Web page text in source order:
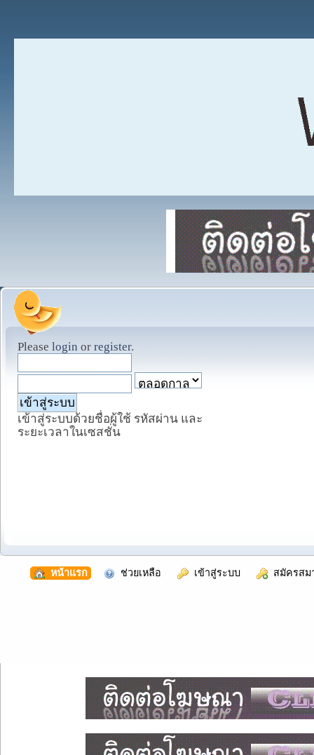
Please login or register.
เข้าสู่ระบบด้วยชื่อผู้ใช้ รหัสผ่าน และ
ระยะเวลาในเซสชั่น
หน้าแรก ช่วยเหลือ เข้าสู่ระบบ สมัครสม